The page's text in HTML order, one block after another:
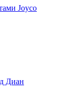
Joyco
Диан